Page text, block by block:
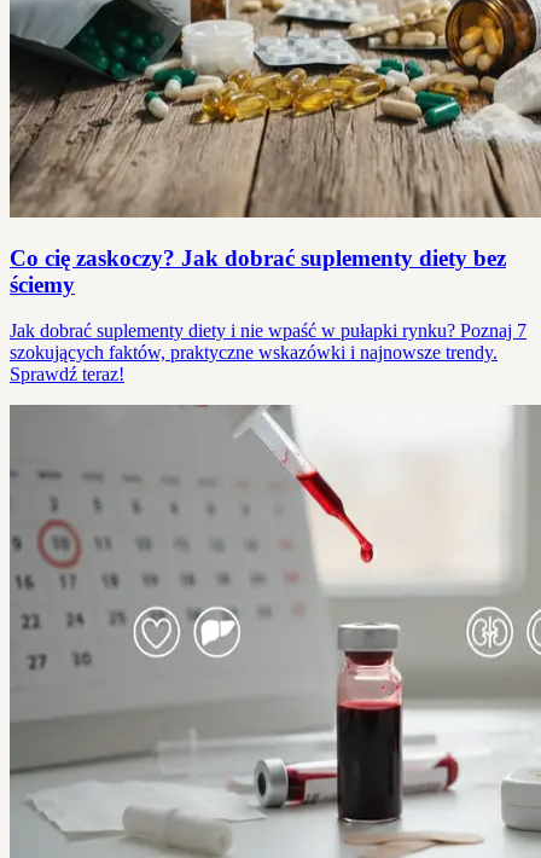
Co cię zaskoczy? Jak dobrać suplementy diety bez
ściemy
Jak dobrać suplementy diety i nie wpaść w pułapki rynku? Poznaj 7
szokujących faktów, praktyczne wskazówki i najnowsze trendy.
Sprawdź teraz!